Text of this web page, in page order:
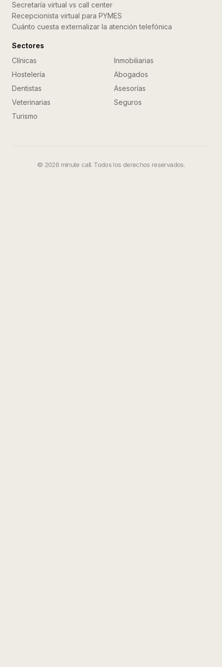
Secretaría virtual vs call center
Recepcionista virtual para PYMES
Cuánto cuesta externalizar la atención telefónica
Sectores
Clínicas
Inmobiliarias
Hostelería
Abogados
Dentistas
Asesorías
Veterinarias
Seguros
Turismo
© 2026 minute call. Todos los derechos reservados.